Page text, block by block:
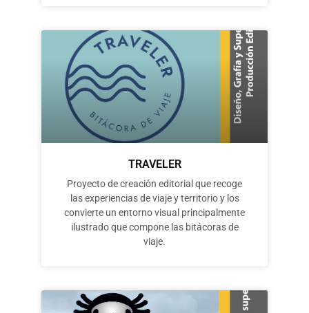
TRAVELER
Proyecto de creación editorial que recoge
las experiencias de viaje y territorio y los
convierte un entorno visual principalmente
ilustrado que compone las bitácoras de
viaje.